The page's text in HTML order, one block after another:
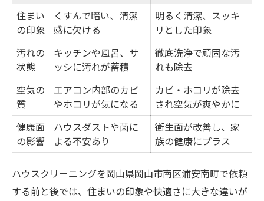
住まい
の印象
くすんで暗い、清潔
感に欠ける
明るく清潔、スッキ
リとした印象
汚れの
状態
キッチンや風呂、サ
ッシに汚れが蓄積
徹底洗浄で頑固な汚
れも除去
空気の
質
エアコン内部のカビ
やホコリが気になる
カビ・ホコリが除去
され空気が爽やかに
健康面
の影響
ハウスダストや菌に
よる不安あり
衛生面が改善し、家
族の健康にプラス
ハウスクリーニングを岡山県岡山市南区浦安南町で依頼
する前と後では、住まいの印象や快適さに大きな違いが